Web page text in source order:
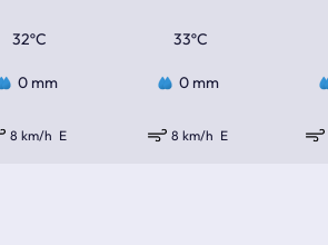
32ºC 33ºC
0 mm 0 mm
8 km/h E 8 km/h E